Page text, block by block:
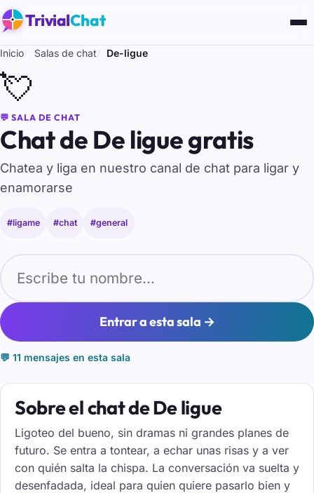
TrivialChat
Inicio Salas de chat De-ligue
💘
💬 SALA DE CHAT
Chat de De ligue gratis
Chatea y liga en nuestro canal de chat para ligar y
enamorarse
#ligame #chat #general
Entrar a esta sala →
💬 11 mensajes en esta sala
Sobre el chat de De ligue
Ligoteo del bueno, sin dramas ni grandes planes de
futuro. Se entra a tontear, a echar unas risas y a ver
con quién salta la chispa. La conversación va suelta y
desenfadada, ideal para quien quiere pasarlo bien y